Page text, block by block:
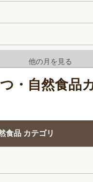
他の月を見る
・自然食品
食品 カテゴリ